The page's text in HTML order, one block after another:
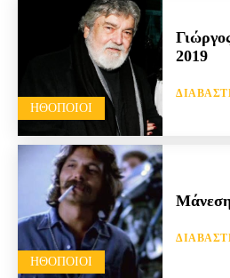
HΘΟΠΟΙΟΊ
2019
HΘΟΠΟΙΟΊ